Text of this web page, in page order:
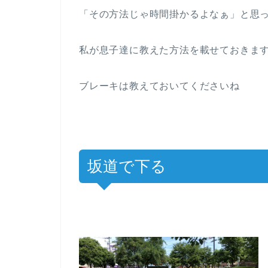
「その方法じゃ時間掛かるよなぁ」と思
私が息子達に教えた方法を載せておきます
ブレーキは教えておいてくださいね
坂道で下る